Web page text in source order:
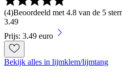
(4)Beoordeeld met 4.8 van de 5
3.49
Prijs: 3.49 euro
Bekijk alles in lijmklem/lijmtang